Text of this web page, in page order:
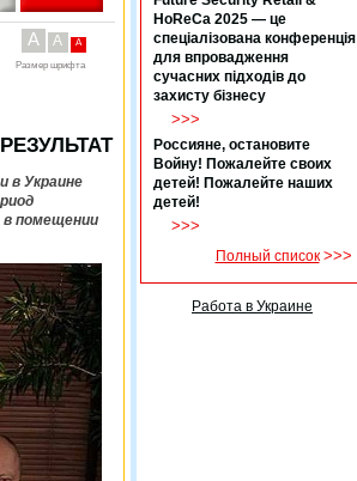
A A A
Размер шрифта
в Украине
помещении
HoReCa 2025 — це
спеціалізована конференція
для впровадження
сучасних підходів до
захисту бізнесу
>>>
Россияне, остановите
Войну! Пожалейте своих
детей! Пожалейте наших
детей!
>>>
Полный список >>>
Работа в Украине